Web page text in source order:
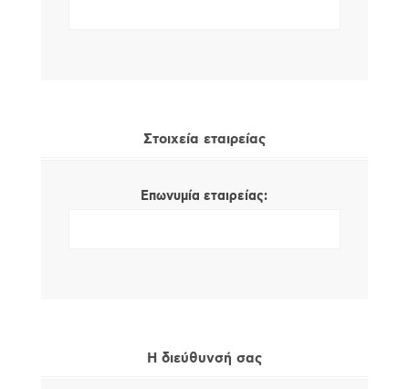
Στοιχεία εταιρείας
Επωνυμία εταιρείας:
Η διεύθυνσή σας